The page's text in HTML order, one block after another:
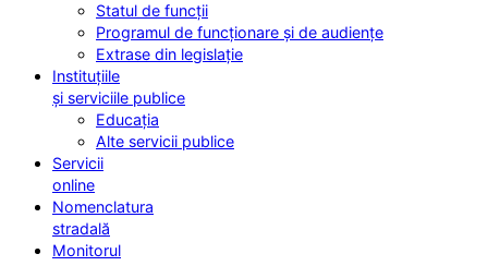
Statul de funcții
Programul de funcționare și de audiențe
Extrase din legislație
Instituțiile
și serviciile publice
Educația
Alte servicii publice
Servicii
online
Nomenclatura
stradală
Monitorul